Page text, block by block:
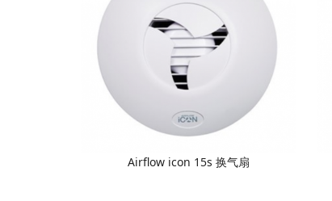
Airflow icon 15s 换气扇